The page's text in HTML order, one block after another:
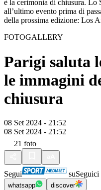
è la cerimonia di chiusura. Lo
all’ultimo evento prima di
della prossima edizione: Los
FOTOGALLERY
Parigi saluta
le immagini
chiusura
08 Set 2024 - 21:52
08 Set 2024 - 21:52
21 foto
Segui suSeguici
whatsapp discover